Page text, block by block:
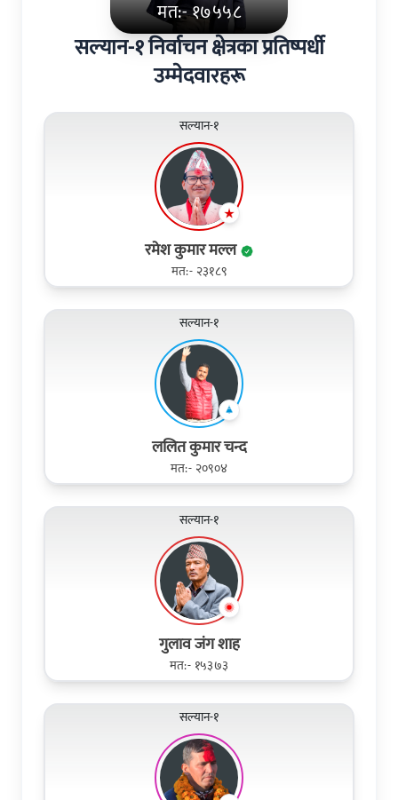
मत:- १७५५८
सल्यान-१ निर्वाचन क्षेत्रका प्रतिष्पर्धी
उम्मेदवारहरू
सल्यान-१
रमेश कुमार मल्ल
मत:- २३१८९
सल्यान-१
ललित कुमार चन्द
मत:- २०९०४
सल्यान-१
गुलाव जंग शाह
मत:- १५३७३
सल्यान-१